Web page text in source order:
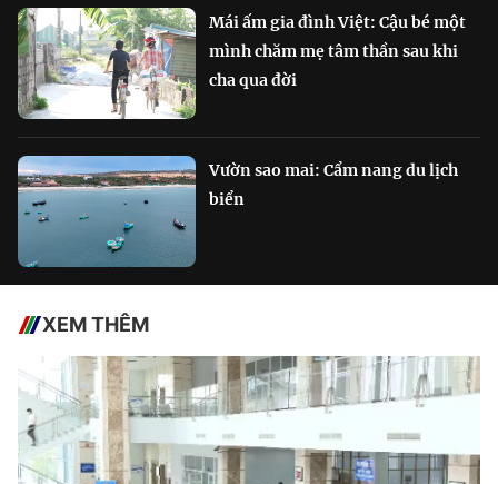
Mái ấm gia đình Việt: Cậu bé một
mình chăm mẹ tâm thần sau khi
cha qua đời
Vườn sao mai: Cẩm nang du lịch
biển
XEM THÊM